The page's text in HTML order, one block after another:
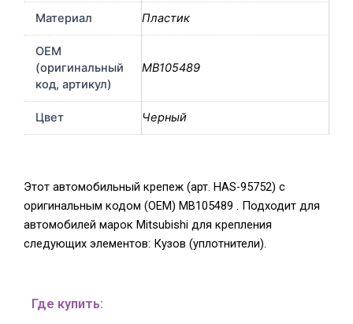
Материал Пластик
OEM
(оригинальный
код, артикул)
MB105489
Цвет Черный
Этот автомобильный крепеж (арт. HAS-95752) с
оригинальным кодом (OEM) MB105489 . Подходит для
автомобилей марок Mitsubishi для крепления
следующих элементов: Кузов (уплотнители).
Где купить: